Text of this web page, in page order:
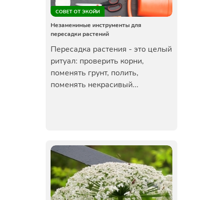
СОВЕТ ОТ ЭКОЙИ
Незаменимые инструменты для
пересадки растений
Пересадка растения - это целый
ритуал: проверить корни,
поменять грунт, полить,
поменять некрасивый...